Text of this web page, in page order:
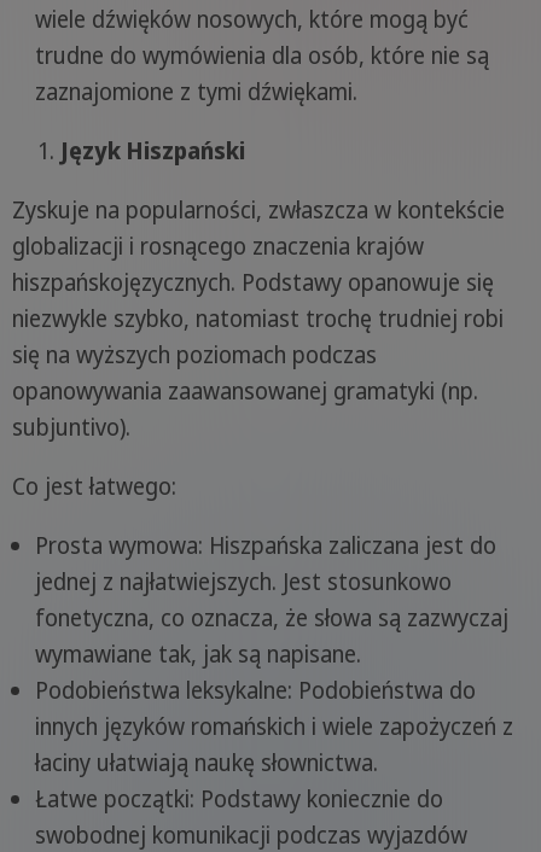
wiele dźwięków nosowych, które mogą być
trudne do wymówienia dla osób, które nie są
zaznajomione z tymi dźwiękami.
Język Hiszpański
Zyskuje na popularności, zwłaszcza w kontekście
globalizacji i rosnącego znaczenia krajów
hiszpańskojęzycznych. Podstawy opanowuje się
niezwykle szybko, natomiast trochę trudniej robi
się na wyższych poziomach podczas
opanowywania zaawansowanej gramatyki (np.
subjuntivo).
Co jest łatwego:
Prosta wymowa: Hiszpańska zaliczana jest do
jednej z najłatwiejszych. Jest stosunkowo
fonetyczna, co oznacza, że słowa są zazwyczaj
wymawiane tak, jak są napisane.
Podobieństwa leksykalne: Podobieństwa do
innych języków romańskich i wiele zapożyczeń z
łaciny ułatwiają naukę słownictwa.
Łatwe początki: Podstawy koniecznie do
swobodnej komunikacji podczas wyjazdów